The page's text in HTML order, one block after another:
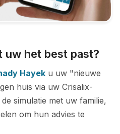
uw het best past?
Hayek u uw "nieuwe
huis via uw Crisalix-
simulatie met uw familie,
om hun advies te